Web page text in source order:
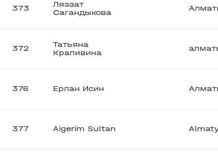
373
Ляззат
Сагандыкова
372
Татьяна
Крапивина
376 Ерлан Исин
377 Aigerim Sultan